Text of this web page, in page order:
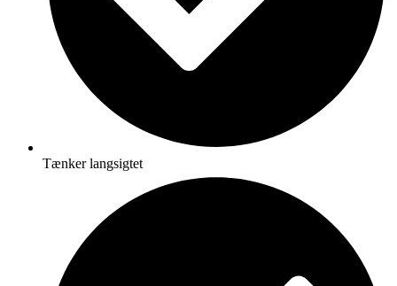
Tænker langsigtet